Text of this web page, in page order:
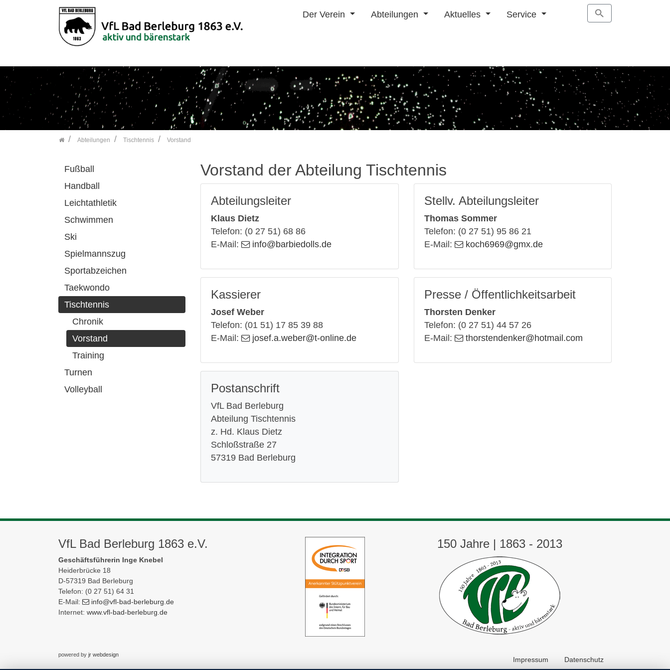
Zum Inhalt springen
Der Verein Abteilungen Aktuelles Service
Abteilungen Tischtennis Vorstand
Vorstand der Abteilung Tischtennis
Abteilungsleiter
Klaus Dietz
Telefon: (0 27 51) 68 86
E-Mail:
info@barbiedolls.de
Kassierer
Josef Weber
Telefon: (01 51) 17 85 39 88
E-Mail:
josef.a.weber@t-online.de
Stellv. Abteilungsleiter
Thomas Sommer
Telefon: (0 27 51) 95 86 21
E-Mail:
koch6969@gmx.de
Presse / Öffentlichkeitsarbeit
Thorsten Denker
Telefon: (0 27 51) 44 57 26
E-Mail:
thorstendenker@hotmail.com
Postanschrift
VfL Bad Berleburg
Abteilung Tischtennis
z. Hd. Klaus Dietz
Schloßstraße 27
57319 Bad Berleburg
Fußball
Handball
Leichtathletik
Schwimmen
Ski
Spielmannszug
Sportabzeichen
Taekwondo
Tischtennis
Chronik
Vorstand
Training
Turnen
Volleyball
VfL Bad Berleburg 1863 e.V.
Geschäftsführerin Inge Knebel
Heiderbrücke 18
D-57319 Bad Berleburg
Telefon: (0 27 51) 64 31
E-Mail:
info@vfl-bad-berleburg .de
Internet: www.vfl-bad-berleburg.de
150 Jahre | 1863 - 2013
powered by jr webdesign
Impressum Datenschutz